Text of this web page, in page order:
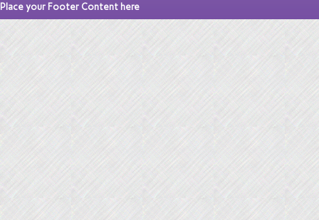
Place your Footer Content here